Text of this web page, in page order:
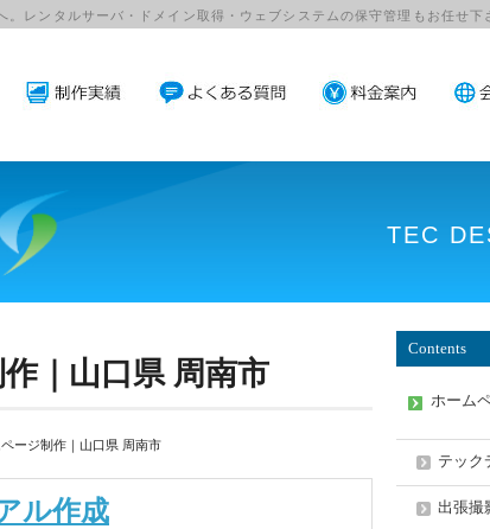
レンタルサーバ・ドメイン取得・ウェブシステムの保守管理もお任せ下
TEC
Contents
ホーム
テック
出張撮
｜山口県 周南市
ージ制作｜山口県 周南市
ル作成